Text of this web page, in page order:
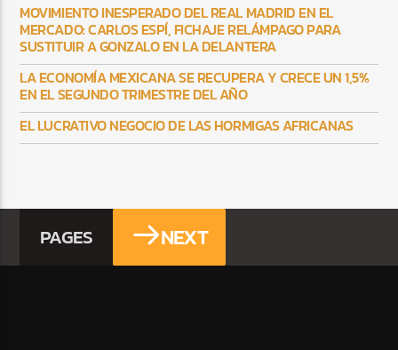
MOVIMIENTO INESPERADO DEL REAL MADRID EN EL
MERCADO: CARLOS ESPÍ, FICHAJE RELÁMPAGO PARA
SUSTITUIR A GONZALO EN LA DELANTERA
LA ECONOMÍA MEXICANA SE RECUPERA Y CRECE UN 1,5%
EN EL SEGUNDO TRIMESTRE DEL AÑO
EL LUCRATIVO NEGOCIO DE LAS HORMIGAS AFRICANAS
PAGES NEXT